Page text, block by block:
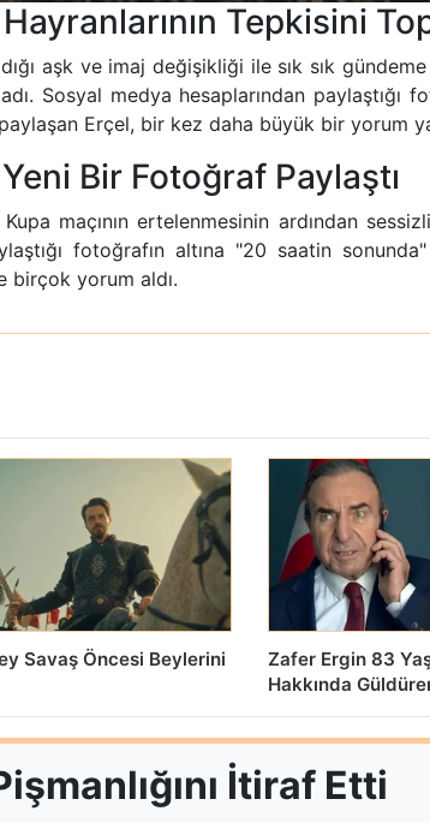
Tepkisini
aşk ve imaj değişikliği ile sık sık gündeme
Sosyal medya hesaplarından
Erçel, bir kez daha büyük bir yorum
Bir Fotoğraf Paylaştı
maçının ertelenmesinin ardından
fotoğrafın altına "20 saatin
birçok yorum aldı.
Savaş Öncesi Beylerini
Zafer Ergin 83
Hakkında
İtiraf Etti